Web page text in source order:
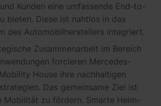
Kunden eine umfassende End-to-
bieten. Diese ist nahtlos in das
des Automobilherstellers integriert.
Zusammenarbeit im Bereich
forcieren Mercedes-
House ihre nachhaltigen
Das gemeinsame Ziel ist
Mobilität zu fördern. Smarte Heim-